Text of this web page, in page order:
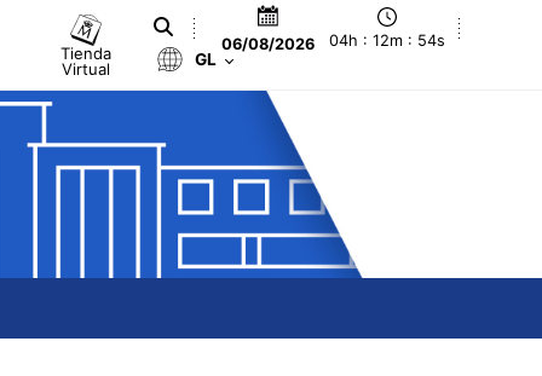
Tienda
Virtual
06/08/2026 04h : 12m : 54s
GL